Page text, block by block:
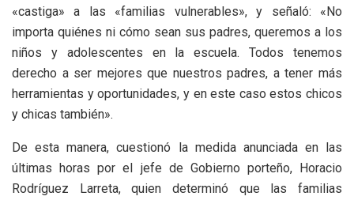
«castiga» a las «familias vulnerables», y señaló: «No
importa quiénes ni cómo sean sus padres, queremos a los
niños y adolescentes en la escuela. Todos tenemos
derecho a ser mejores que nuestros padres, a tener más
herramientas y oportunidades, y en este caso estos chicos
y chicas también».
De esta manera, cuestionó la medida anunciada en las
últimas horas por el jefe de Gobierno porteño, Horacio
Rodríguez Larreta, quien determinó que las familias